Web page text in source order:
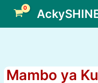
content
Mambo ya